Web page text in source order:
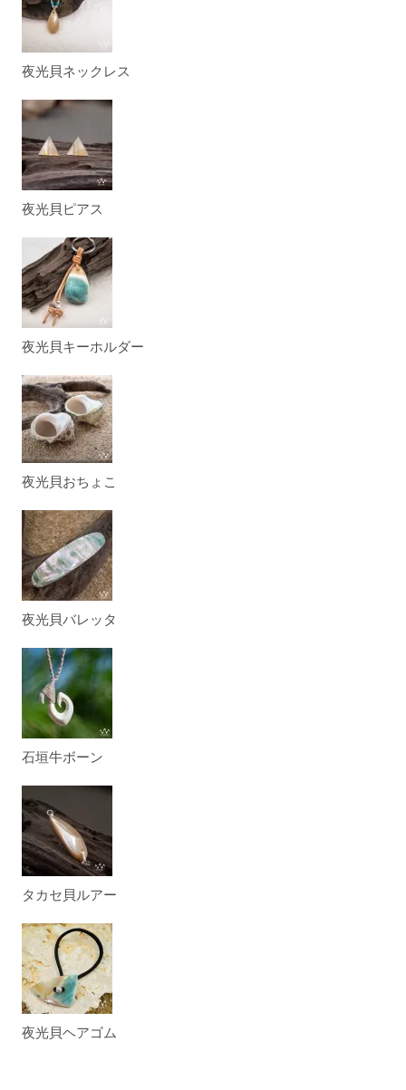
夜光貝ネックレス
夜光貝ピアス
夜光貝キーホルダー
夜光貝おちょこ
夜光貝バレッタ
石垣牛ボーン
タカセ貝ルアー
夜光貝ヘアゴム